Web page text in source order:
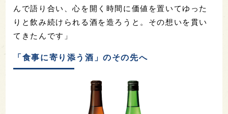
んで語り合い、心を開く時間に価値を置いてゆった
りと飲み続けられる酒を造ろうと。その想いを貫い
てきたんです」
「食事に寄り添う酒」のその先へ